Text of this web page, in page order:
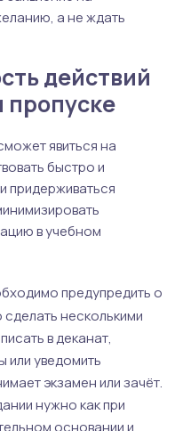
а не ждать
действий
явиться на
быстро и
придерживаться
в учебном
предупредить о
несколькими
в деканат,
или уведомить
экзамен или зачёт.
нужно как при
основании и